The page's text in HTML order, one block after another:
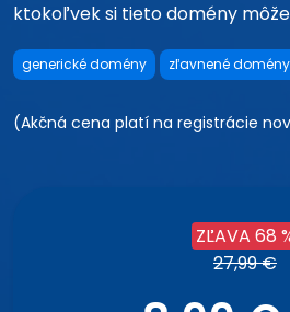
ktokoľvek si tieto domény
generické domény zľavnené domény
(Akčná cena platí na registrácie
ZĽAVA 68
27,99 €